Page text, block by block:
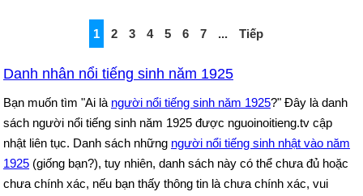
1 2 3 4 5 6 7 ... Tiếp
Danh nhân nổi tiếng sinh năm 1925
Bạn muốn tìm "Ai là người nổi tiếng sinh năm 1925?" Đây là danh
sách người nổi tiếng sinh năm 1925 được nguoinoitieng.tv cập
nhật liên tục. Danh sách những người nổi tiếng sinh nhật vào năm
1925 (giống bạn?), tuy nhiên, danh sách này có thể chưa đủ hoặc
chưa chính xác, nếu bạn thấy thông tin là chưa chính xác, vui